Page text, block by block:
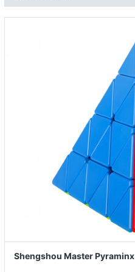
Shengshou Master